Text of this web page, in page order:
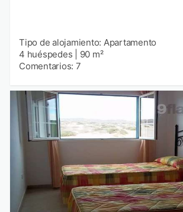
Tipo de alojamiento: Apartamento
4 huéspedes
90 m²
Comentarios: 7